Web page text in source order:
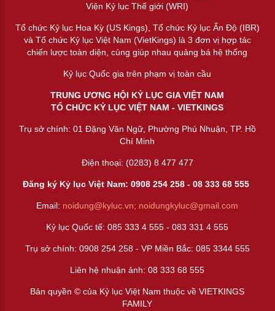
Viện Kỷ lục Thế giới (WRI)
Tổ chức Kỷ lục Hoa Kỳ (US Kings), Tổ chức Kỷ lục Ấn Độ (IBR)
và Tổ chức Kỷ lục Việt Nam (VietKings) là 3 đơn vị hợp tác
chiến lược toàn diện, cùng giúp nhau quảng bá hệ thống
Kỷ lục Quốc gia trên phạm vị toàn cầu
TRUNG ƯƠNG HỘI KỶ LỤC GIA VIỆT NAM
TỔ CHỨC KỶ LỤC VIỆT NAM - VIETKINGS
Trụ sở chính: 01 Đặng Văn Ngữ, Phường Phú Nhuận, TP. Hồ
Chí Minh
Điện thoại: (0283) 8 477 477
Đăng ký Kỷ lục Việt Nam: 0908 254 258 -08 333 68 555
Email: noidung@kyluc.vn; noidungkyluc@gmail.com
Kỷ lục Quốc tế: 085 333 4 555 - 083 331 4 555
Trụ sở chính: 0908 254 258 - VP Miền Bắc: 085 3344 555
Liên hệ nhuận ảnh:08 333 68 555
Bản quyền © của Kỷ lục Việt Nam thuộc về VIETKINGS
FAMILY